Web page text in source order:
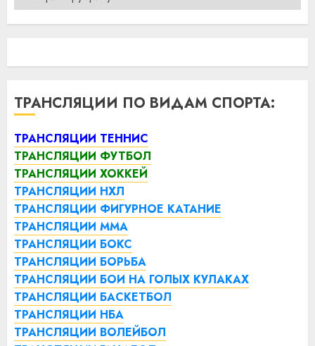
ТРАНСЛЯЦИИ ПО ВИДАМ СПОРТА:
ТРАНСЛЯЦИИ ТЕННИС
ТРАНСЛЯЦИИ ФУТБОЛ
ТРАНСЛЯЦИИ ХОККЕЙ
ТРАНСЛЯЦИИ НХЛ
ТРАНСЛЯЦИИ ФИГУРНОЕ КАТАНИЕ
ТРАНСЛЯЦИИ ММА
ТРАНСЛЯЦИИ БОКС
ТРАНСЛЯЦИИ БОРЬБА
ТРАНСЛЯЦИИ БОИ НА ГОЛЫХ КУЛАКАХ
ТРАНСЛЯЦИИ БАСКЕТБОЛ
ТРАНСЛЯЦИИ НБА
ТРАНСЛЯЦИИ ВОЛЕЙБОЛ